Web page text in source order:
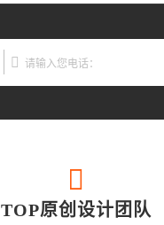
TOP原创设计团队